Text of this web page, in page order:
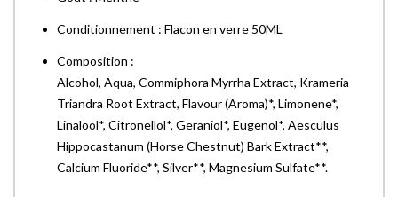
Conditionnement : Flacon en verre 50ML
Composition :
Alcohol, Aqua, Commiphora Myrrha Extract, Krameria
Triandra Root Extract, Flavour (Aroma)*, Limonene*,
Linalool*, Citronellol*, Geraniol*, Eugenol*, Aesculus
Hippocastanum (Horse Chestnut) Bark Extract**,
Calcium Fluoride**, Silver**, Magnesium Sulfate**.